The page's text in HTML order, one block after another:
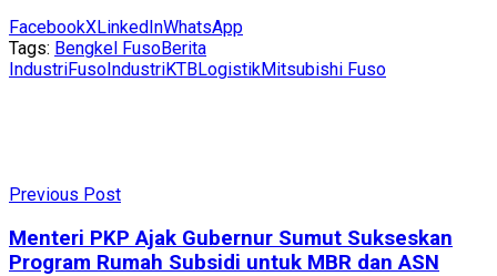
FacebookXLinkedInWhatsApp
Tags: Bengkel FusoBerita
IndustriFusoIndustriKTBLogistikMitsubishi Fuso
Previous Post
Menteri PKP Ajak Gubernur Sumut Sukseskan
Program Rumah Subsidi untuk MBR dan ASN